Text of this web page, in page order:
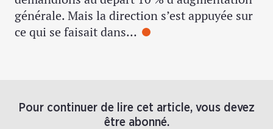
générale. Mais la direction s’est appuyée sur
ce qui se faisait dans…
Pour continuer de lire cet article, vous devez
être abonné.